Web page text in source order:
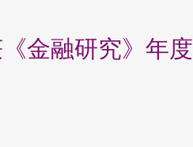
金融研究》年度